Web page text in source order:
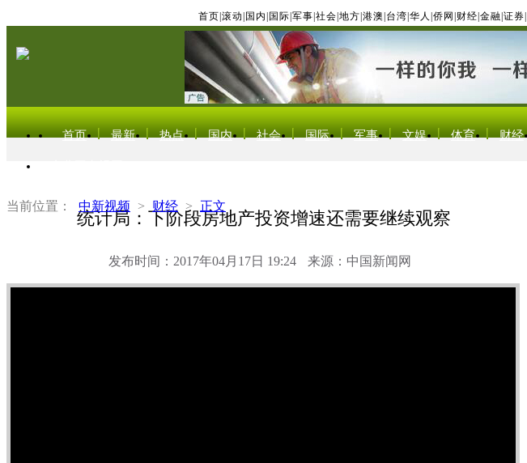
首页 滚动 国内 国际 军事 社会 地方 港澳 台湾 华人 侨网 财经 金融 证券
首页 最新 热点 国内 社会 国际 军事 文娱 体育 财经
当前位置： 中新视频 > 财经 > 正文
统计局：下阶段房地产投资增速还需要继续观察
发布时间：2017年04月17日 19:24 来源：中国新闻网